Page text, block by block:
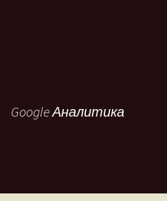
Google Аналитика